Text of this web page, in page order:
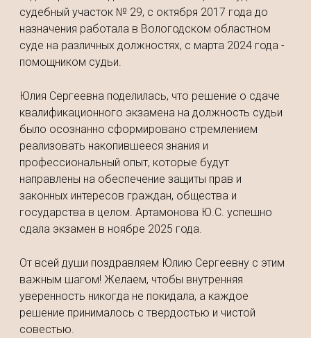
судебный участок № 29, с октября 2017 года до
назначения работала в Вологодском областном
суде на различных должностях, с марта 2024 года -
помощником судьи.
Юлия Сергеевна поделилась, что решение о сдаче
квалификационного экзамена на должность судьи
было осознанно сформировано стремлением
реализовать накопившееся знания и
профессиональный опыт, которые будут
направлены на обеспечение защиты прав и
законных интересов граждан, общества и
государства в целом. Артамонова Ю.С. успешно
сдала экзамен в ноябре 2025 года.
От всей души поздравляем Юлию Сергеевну с этим
важным шагом! Желаем, чтобы внутренняя
уверенность никогда не покидала, а каждое
решение принималось с твердостью и чистой
совестью.